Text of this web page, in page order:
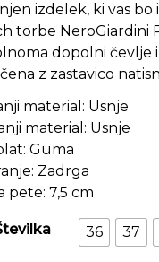
izdelek, ki vas
torbe NeroGiardini
dopolni čevlje
z zastavico
material: Usnje
material: Usnje
Guma
Zadrga
pete: 7,5 cm
36 37